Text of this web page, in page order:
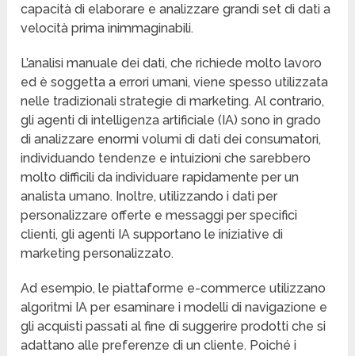
capacità di elaborare e analizzare grandi set di dati a
velocità prima inimmaginabili.
L’analisi manuale dei dati, che richiede molto lavoro
ed è soggetta a errori umani, viene spesso utilizzata
nelle tradizionali strategie di marketing. Al contrario,
gli agenti di intelligenza artificiale (IA) sono in grado
di analizzare enormi volumi di dati dei consumatori,
individuando tendenze e intuizioni che sarebbero
molto difficili da individuare rapidamente per un
analista umano. Inoltre, utilizzando i dati per
personalizzare offerte e messaggi per specifici
clienti, gli agenti IA supportano le iniziative di
marketing personalizzato.
Ad esempio, le piattaforme e-commerce utilizzano
algoritmi IA per esaminare i modelli di navigazione e
gli acquisti passati al fine di suggerire prodotti che si
adattano alle preferenze di un cliente. Poiché i